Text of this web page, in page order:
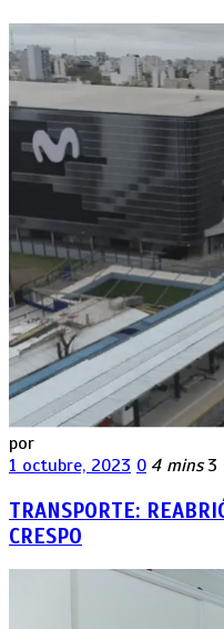
por
1 octubre, 2023 0 4 mins 3
TRANSPORTE:
CRESPO